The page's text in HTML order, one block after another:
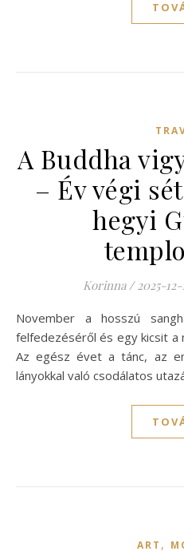
A Buddha
– Év végi
hegyi
Korinna / 2025-12-
November a hosszú sanghaji sétákról, az új helyek
felfedezéséről és egy kicsit a
Az egész évet a tánc, az
lányokkal való csodálatos
ART ,